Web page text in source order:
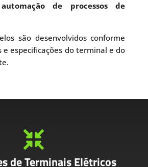
automação de processos de
são desenvolvidos conforme
e especificações do terminal e do

de Terminais Elétricos